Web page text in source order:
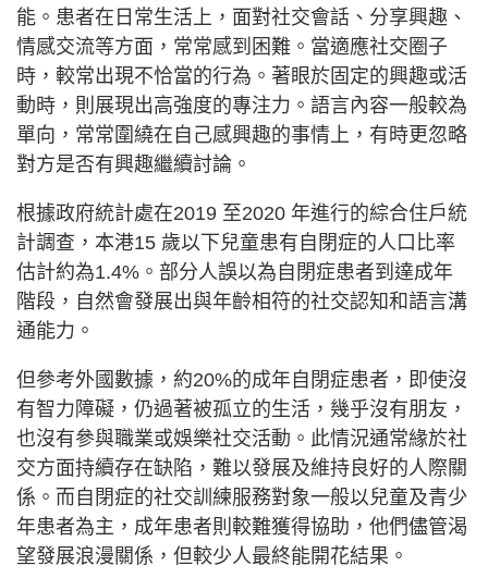
能。患者在日常生活上，面對社交會話、分享興趣、
情感交流等方面，常常感到困難。當適應社交圈子
時，較常出現不恰當的行為。著眼於固定的興趣或活
動時，則展現出高強度的專注力。語言內容一般較為
單向，常常圍繞在自己感興趣的事情上，有時更忽略
對方是否有興趣繼續討論。
根據政府統計處在2019 至2020 年進行的綜合住戶統
計調查，本港15 歲以下兒童患有自閉症的人口比率
估計約為1.4%。部分人誤以為自閉症患者到達成年
階段，自然會發展出與年齡相符的社交認知和語言溝
通能力。
但參考外國數據，約20%的成年自閉症患者，即使沒
有智力障礙，仍過著被孤立的生活，幾乎沒有朋友，
也沒有參與職業或娛樂社交活動。此情況通常緣於社
交方面持續存在缺陷，難以發展及維持良好的人際關
係。而自閉症的社交訓練服務對象一般以兒童及青少
年患者為主，成年患者則較難獲得協助，他們儘管渴
望發展浪漫關係，但較少人最終能開花結果。